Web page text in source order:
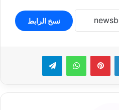
نسخ الرابط
لينكدإن بينتيريستواتساب تيلقرام